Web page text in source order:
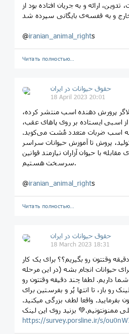
تدوین، ارائه و به جریان افتاده بود از
@iranian_animal_rights
Читать полностью…
حقوق حیوانات در ایران
18 April 2023 20:01
پرورش دهنده اسب منتشر کرده،
اسبی ایستاده بر روی پاهای عقب،
اسب ضربات متعدد مُشت می‌کوبد.
پروش تا آموزش حیوانات سراسر
با حیوان آزاران نیازمند قوانین
سرسخت هستیم.
@iranian_animal_rights
Читать полностью…
حقوق حیوانات در ایران
18 March 2023 18:31
آخر سال ۲ دقیقه وقتتون رو بگیریم؟؟ برای یک کار
حیوانات انجام بشه (در این مرحله
شما داریم. لطفا چند دقیقه وقتتون رو
رو باز، تا انتها پُر و بفرستین برای
بفرمایید. واقعا لطف بزرگی میکنید.
https://survey.porsline.ir/s/